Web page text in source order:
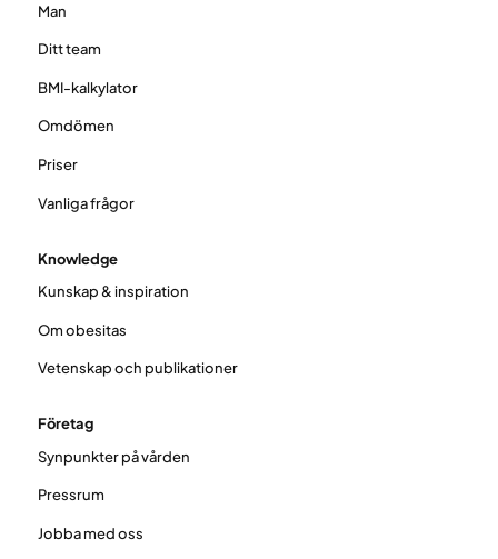
Man
Ditt team
BMI-kalkylator
Omdömen
Priser
Vanliga frågor
Knowledge
Kunskap & inspiration
Om obesitas
Vetenskap och publikationer
Företag
Synpunkter på vården
Pressrum
Jobba med oss